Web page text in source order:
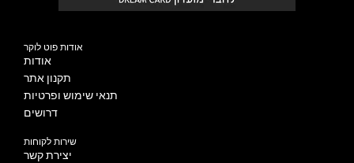
אודות פוט לוקר
אודות
תקנון אתר
תנאי שימוש ופרטיות
דרושים
שירות לקוחות
יצירת קשר